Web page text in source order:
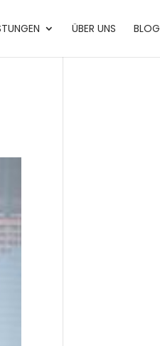
ÜBER UNS BLOG